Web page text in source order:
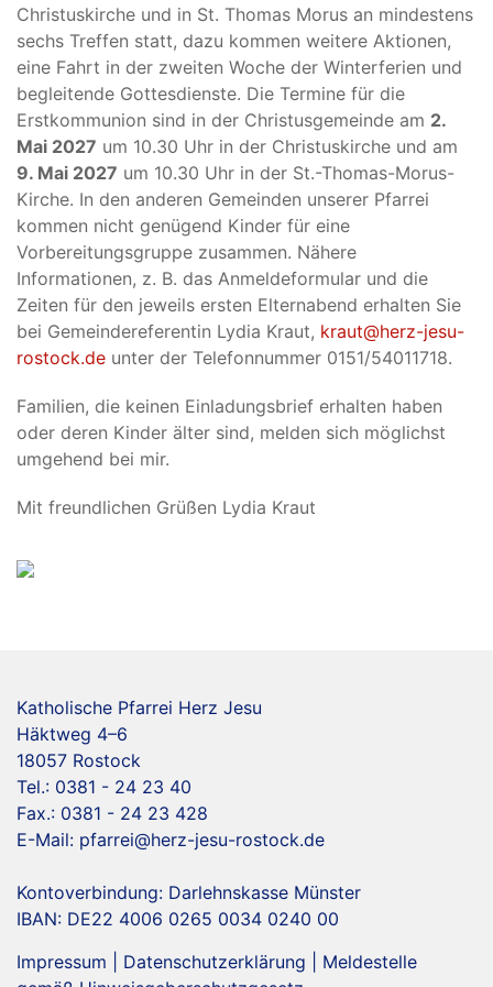
Christuskirche und in St. Thomas Morus an mindestens
sechs Treffen statt, dazu kommen weitere Aktionen,
eine Fahrt in der zweiten Woche der Winterferien und
begleitende Gottesdienste. Die Termine für die
Erstkommunion sind in der Christusgemeinde am 2.
Mai 2027 um 10.30 Uhr in der Christuskirche und am
9. Mai 2027 um 10.30 Uhr in der St.-Thomas-Morus-
Kirche. In den anderen Gemeinden unserer Pfarrei
kommen nicht genügend Kinder für eine
Vorbereitungsgruppe zusammen. Nähere
Informationen, z. B. das Anmeldeformular und die
Zeiten für den jeweils ersten Elternabend erhalten Sie
bei Gemeindereferentin Lydia Kraut, kraut@herz-jesu-
rostock.de unter der Telefonnummer 0151/54011718.
Familien, die keinen Einladungsbrief erhalten haben
oder deren Kinder älter sind, melden sich möglichst
umgehend bei mir.
Mit freundlichen Grüßen Lydia Kraut
Katholische Pfarrei Herz Jesu
Häktweg 4–6
18057 Rostock
Tel.: 0381 - 24 23 40
Fax.: 0381 - 24 23 428
E-Mail: pfarrei@herz-jesu-rostock.de
Kontoverbindung: Darlehnskasse Münster
IBAN: DE22 4006 0265 0034 0240 00
Impressum
Datenschutzerklärung
Meldestelle